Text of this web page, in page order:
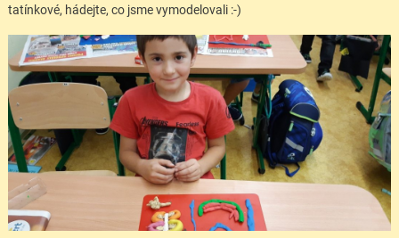
tatínkové, hádejte, co jsme vymodelovali :-)